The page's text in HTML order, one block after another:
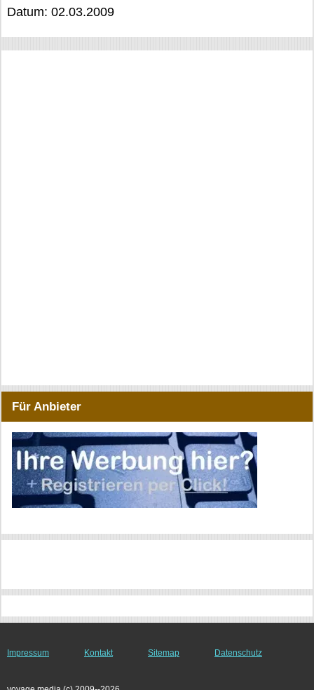
Datum: 02.03.2009
Für Anbieter
Impressum Kontakt Sitemap Datenschutz